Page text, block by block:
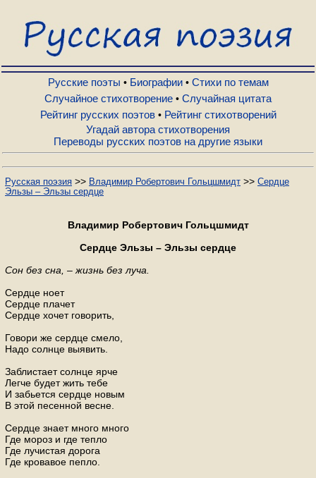
Русские поэты
Биографии
Стихи по темам
Случайное стихотворение
Рейтинг русских поэтов
Рейтинг стихотворений
Русские поэты • Биографии• Стихи по темам
Случайное стихотворение • Случайная цитата
Рейтинг русских поэтов• Рейтинг стихотворений
Угадай автора стихотворения
Переводы русских поэтов на другие языки
Русская поэзия >> Владимир Робертович Гольцшмидт >> Сердце
Эльзы – Эльзы сердце
Владимир Робертович Гольцшмидт
Сердце Эльзы – Эльзы сердце
Сон без сна, – жизнь без луча.
Сердце ноет
Сердце плачет
Сердце хочет говорить,
Говори же сердце смело,
Надо солнце выявить.
Заблистает солнце ярче
Легче будет жить тебе
И забьется сердце новым
В этой песенной весне.
Сердце знает много много
Где мороз и где тепло
Где лучистая дорога
Где кровавое пепло.